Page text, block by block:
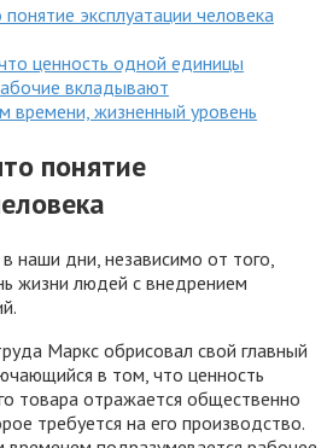
эксплуатации человека
ценность одной единицы
вкладывают
времени, жизненный уровень
понятие
наши дни, независимо от того,
жизни людей с внедрением
Маркс обрисовал свой главный
в том, что ценность
товара отражается общественно
требуется на его производство.